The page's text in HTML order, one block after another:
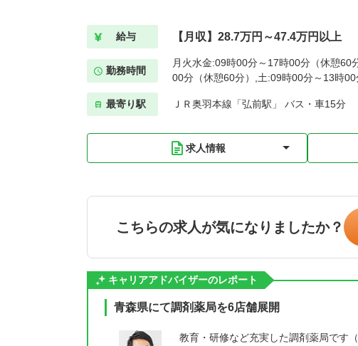
給与 【月収】28.7万円～47.4万円以上
勤務時間
月火水金:09時00分～17時00分（休憩60
00分（休憩60分）,土:09時00分～13時00
最寄り駅 ＪＲ奥羽本線「弘前駅」 バス・車15分
求人情報
こちらの求人が気になりましたか？
キャリアアドバイザーのレポート
青森県にて調剤薬局を6店舗展開
教育・研修など充実した調剤薬局です